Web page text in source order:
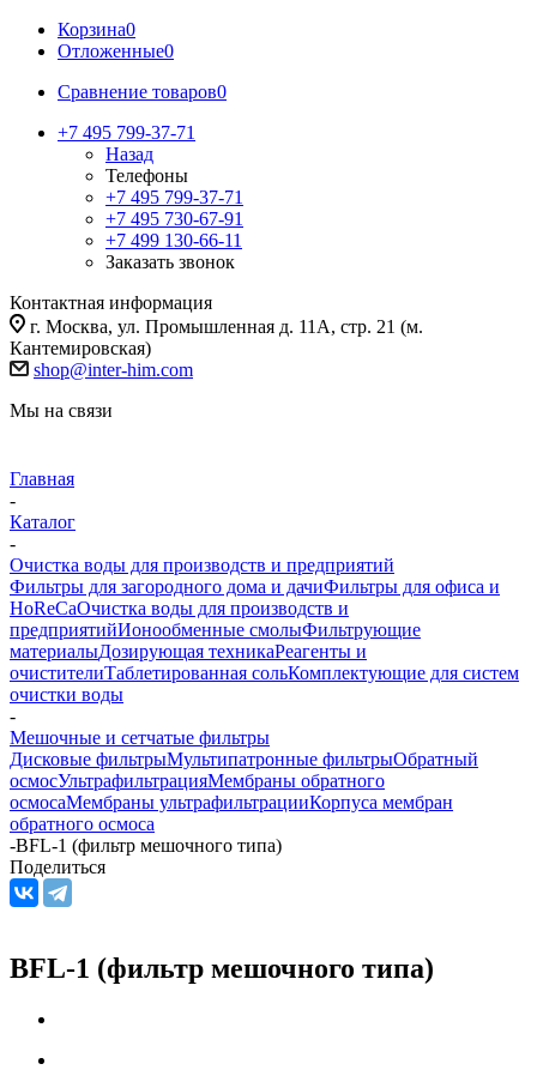
Корзина0
Отложенные0
Сравнение товаров0
+7 495 799-37-71
Назад
Телефоны
+7 495 799-37-71
+7 495 730-67-91
+7 499 130-66-11
Заказать звонок
Контактная информация
г. Москва, ул. Промышленная д. 11А, стр. 21 (м.
Кантемировская)
shop@inter-him.com
Мы на связи
Главная
-
Каталог
-
Очистка воды для производств и предприятий
Фильтры для загородного дома и дачиФильтры для офиса и
HoReCaОчистка воды для производств и
предприятийИонообменные смолыФильтрующие
материалыДозирующая техникаРеагенты и
очистителиТаблетированная сольКомплектующие для систем
очистки воды
-
Мешочные и сетчатые фильтры
Дисковые фильтрыМультипатронные фильтрыОбратный
осмосУльтрафильтрацияМембраны обратного
осмосаМембраны ультрафильтрацииКорпуса мембран
обратного осмоса
-BFL-1 (фильтр мешочного типа)
Поделиться
BFL-1 (фильтр мешочного типа)